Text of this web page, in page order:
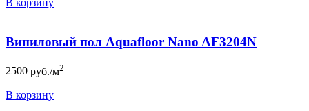
В корзину
Виниловый пол Aquafloor Nano AF3204N
2500 руб./м2
В корзину